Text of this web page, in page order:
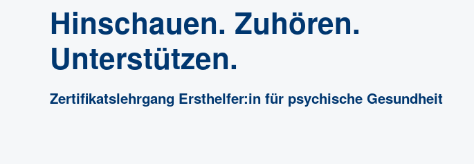
Hinschauen. Zuhören.
Unterstützen.
Zertifikatslehrgang Ersthelfer:in für psychische Gesundheit